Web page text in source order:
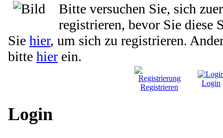
Bitte versuchen Sie, sich
registrieren, bevor Sie diese
Sie hier, um sich zu registrieren.
bitte hier ein.
Registrieren Login
Login